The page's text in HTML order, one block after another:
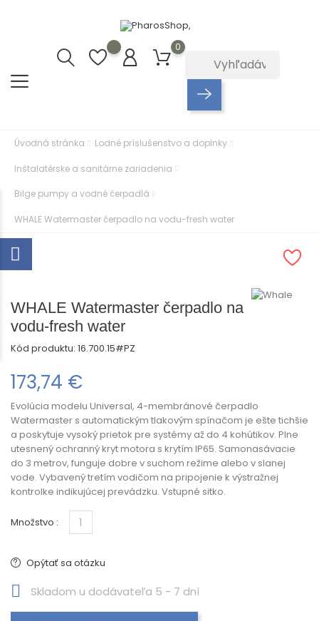
0
Úvodná stránka Lodné príslušenstvo a doplnky
Inštalatérske a sanitárne zariadenia
Bilge pumpy a vodné čerpadlá
WHALE Watermaster čerpadlo na vodu-fresh water
WHALE Watermaster čerpadlo na
vodu-fresh water
Kód produktu: 16.700.15#PZ
173,74 €
Evolúcia modelu Universal, 4-membránové čerpadlo
Watermaster s automatickým tlakovým spínačom je ešte tichšie
a poskytuje vysoký prietok pre systémy až do 4 kohútikov. Plne
utesnený ochranný kryt motora s krytím IP65. Samonasávacie
do 3 metrov, funguje dobre v suchom režime alebo v slanej
vode. Vybavený tretím vodičom na pripojenie k výstražnej
kontrolke indikujúcej prevádzku. Vstupné sitko.
Množstvo :
Opýtať sa otázku
Skladom u dodávateľa 5 - 7 dní